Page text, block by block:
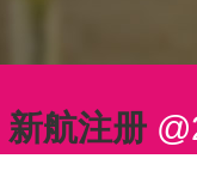
新航注册